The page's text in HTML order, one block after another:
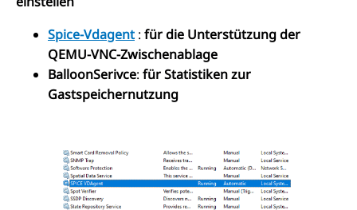
Spice-Vdagent : für die Unterstützung der
QEMU-VNC-Zwischenablage
BalloonSerivce: für Statistiken zur
Gastspeichernutzung